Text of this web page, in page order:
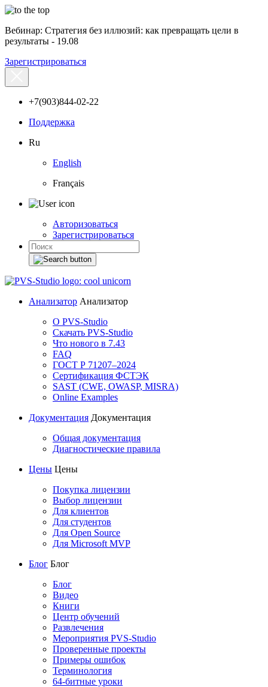
Вебинар: Стратегия без иллюзий: как превращать цели в
результаты - 19.08
Зарегистрироваться
+7(903)844-02-22
Поддержка
Ru
English
Français
Авторизоваться
Зарегистрироваться
Анализатор Анализатор
О PVS-Studio
Скачать PVS-Studio
Что нового в 7.43
FAQ
ГОСТ Р 71207–2024
Сертификация ФСТЭК
SAST (CWE, OWASP, MISRA)
Online Examples
Документация Документация
Общая документация
Диагностические правила
Цены Цены
Покупка лицензии
Выбор лицензии
Для клиентов
Для студентов
Для Open Source
Для Microsoft MVP
Блог Блог
Блог
Видео
Книги
Центр обучений
Развлечения
Мероприятия PVS-Studio
Проверенные проекты
Примеры ошибок
Терминология
64-битные уроки